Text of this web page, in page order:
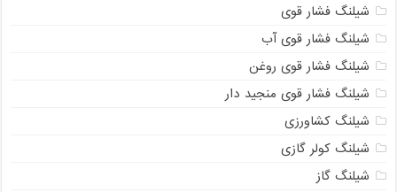
شیلنگ فشار قوی
شیلنگ فشار قوی آب
شیلنگ فشار قوی روغن
شیلنگ فشار قوی منجید دار
شیلنگ کشاورزی
شیلنگ کولر گازی
شیلنگ گاز